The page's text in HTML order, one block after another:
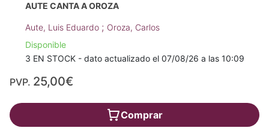
AUTE CANTA A OROZA
Aute, Luis Eduardo ; Oroza, Carlos
Disponible
3 EN STOCK - dato actualizado el 07/08/26 a las 10:09
PVP. 25,00€
Comprar